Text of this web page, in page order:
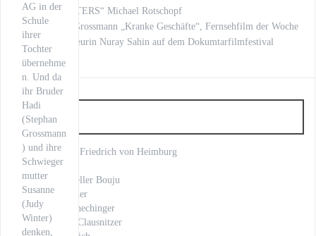
AG in der
Schule
ihrer
Tochter
übernehme
n. Und da
ihr Bruder
Hadi
(Stephan
Grossmann
) und ihre
Schwieger
mutter
Susanne
(Judy
Winter)
denken,
„LOVE LETTERS“ Michael Rotschopf
mit Stephan Grossmann „Kranke Geschäfte“, Fernsehfilm der Woche
unsere Regisseurin Nuray Sahin auf dem Dokumtarfilmfestival
Artist
Anno Kaspar Friedrich von Heimburg
Axel Prahl
Bettina Schoeller Bouju
Charlotte Puder
Christoph Schechinger
Claus-Dieter Clausnitzer